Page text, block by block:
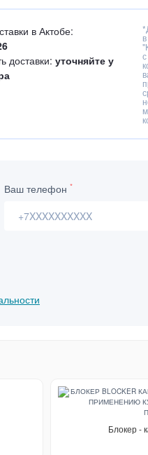
в Актобе:
доставки: уточняйте у
Ваш телефон *
Блокер -